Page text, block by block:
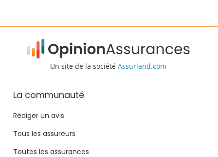
Un site de la société Assurland.com
La communauté
Rédiger un avis
Tous les assureurs
Toutes les assurances